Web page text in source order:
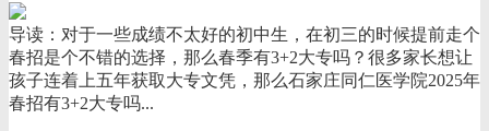
导读：对于一些成绩不太好的初中生，在初三的时候提前走个
春招是个不错的选择，那么春季有3+2大专吗？很多家长想让
孩子连着上五年获取大专文凭，那么石家庄同仁医学院2025年
春招有3+2大专吗...